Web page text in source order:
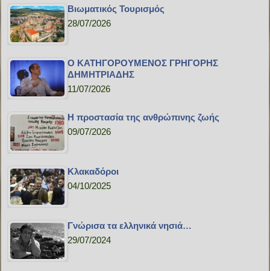
Bιωματικός Τουρισμός
28/07/2026
Ο ΚΑΤΗΓΟΡΟΥΜΕΝΟΣ ΓΡΗΓΟΡΗΣ
ΔΗΜΗΤΡΙΑΔΗΣ
11/07/2026
H προστασία της ανθρώπινης ζωής
09/07/2026
Κλακαδόροι
04/10/2025
Γνώρισα τα ελληνικά νησιά…
29/07/2024